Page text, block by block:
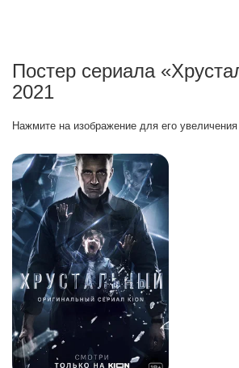
Постер сериала
2021
Нажмите на изображение для его увеличения